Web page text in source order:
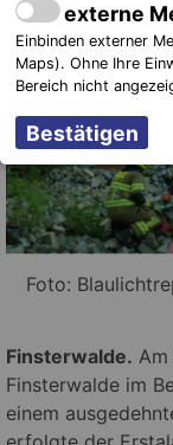
Foto:
Finsterwalde.
Finsterwalde im
einem
externe
Einbinden externer
Maps). Ohne Ihre
Bereich nicht